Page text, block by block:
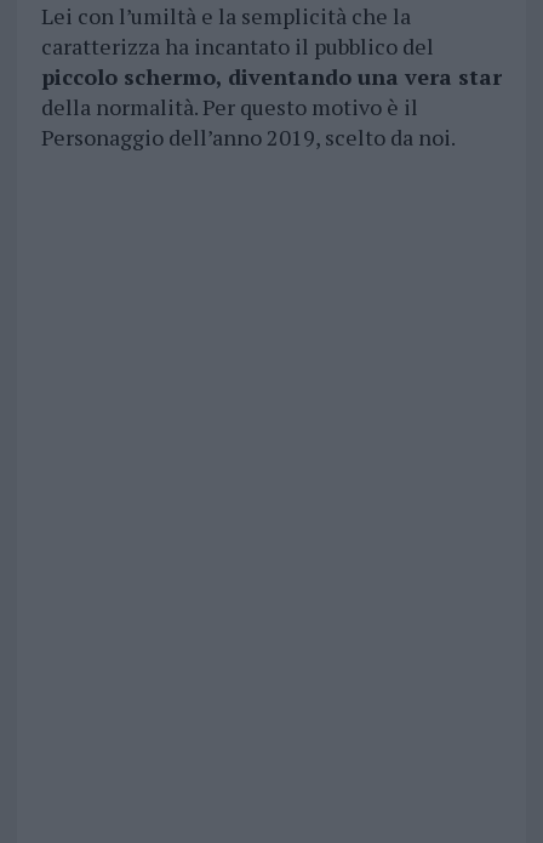
Lei con l’umiltà e la semplicità che la
caratterizza ha incantato il pubblico del
piccolo schermo, diventando una vera star
della normalità. Per questo motivo è il
Personaggio dell’anno 2019, scelto da noi.